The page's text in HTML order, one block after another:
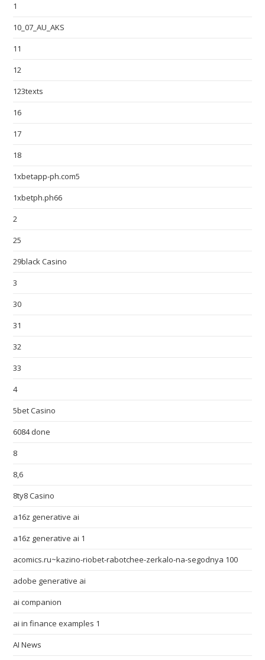
1
10_07_AU_AKS
11
12
123texts
16
17
18
1xbetapp-ph.com5
1xbetph.ph66
2
25
29black Casino
3
30
31
32
33
4
5bet Casino
6084 done
8
8,6
8ty8 Casino
a16z generative ai
a16z generative ai 1
acomics.ru~kazino-riobet-rabotchee-zerkalo-na-segodnya 100
adobe generative ai
ai companion
ai in finance examples 1
AI News